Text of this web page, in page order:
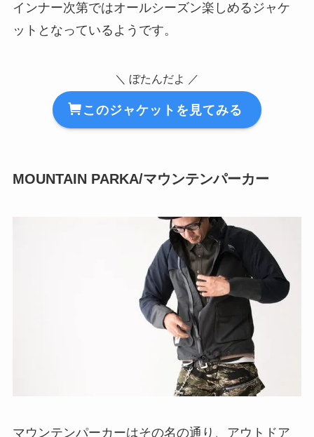
インナー次第ではオールシーズン楽しめるジャケ
ットとなっているようです。
＼ ぼたんだよ ／
このジャケットを見てみる
MOUNTAIN PARKA/マウンテンパーカー
マウンテンパーカーはその名の通り、アウトドア